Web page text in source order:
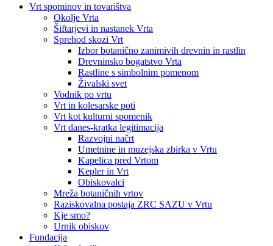
Vrt spominov in tovarištva
Okolje Vrta
Šiftarjevi in nastanek Vrta
Sprehod skozi Vrt
Izbor botanično zanimivih drevnin in rastlin
Drevninsko bogatstvo Vrta
Rastline s simbolnim pomenom
Živalski svet
Vodnik po vrtu
Vrt in kolesarske poti
Vrt kot kulturni spomenik
Vrt danes-kratka legitimacija
Razvojni načrt
Umetnine in muzejska zbirka v Vrtu
Kapelica pred Vrtom
Kepler in Vrt
Obiskovalci
Mreža botaničnih vrtov
Raziskovalna postaja ZRC SAZU v Vrtu
Kje smo?
Urnik obiskov
Fundacija